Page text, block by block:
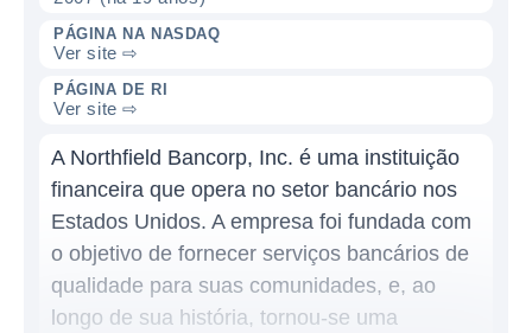
PÁGINA NA NASDAQ
Ver site ⇨
PÁGINA DE RI
Ver site ⇨
A Northfield Bancorp, Inc. é uma instituição
financeira que opera no setor bancário nos
Estados Unidos. A empresa foi fundada com
o objetivo de fornecer serviços bancários de
qualidade para suas comunidades, e, ao
longo de sua história, tornou-se uma